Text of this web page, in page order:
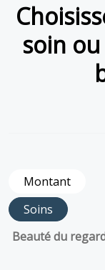
soin
Montant
Soins
Beauté du